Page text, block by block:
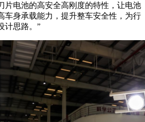
片电池的高安全高刚度的特性，让电池
车身承载能力，提升整车安全性，为行
计思路。”